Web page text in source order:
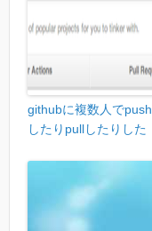
githubに複数人でpush
したりpullしたりした